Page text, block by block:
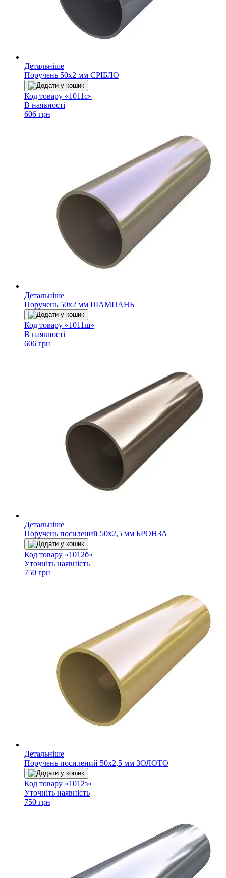
Детальніше
Поручень 50х2 мм СРІБЛО
Додати у кошик
Код товару «1011с»
В наявності
606 грн
Детальніше
Поручень 50х2 мм ШАМПАНЬ
Додати у кошик
Код товару «1011ш»
В наявності
606 грн
Детальніше
Поручень посилений 50х2,5 мм БРОНЗА
Додати у кошик
Код товару «1012б»
Уточніть наявність
750 грн
Детальніше
Поручень посилений 50х2,5 мм ЗОЛОТО
Додати у кошик
Код товару «1012з»
Уточніть наявність
750 грн